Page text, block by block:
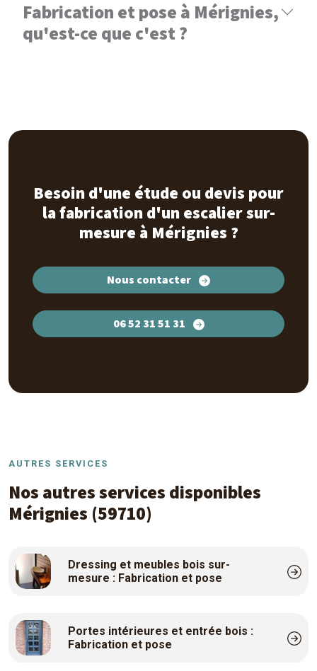
Fabrication et pose à Mérignies,
qu'est-ce que c'est ?
Besoin d'une étude ou devis pour
la fabrication d'un escalier sur-
mesure à Mérignies ?
Nous contacter
06 52 31 51 31
AUTRES SERVICES
Nos autres services disponibles
Mérignies (59710)
Dressing et meubles bois sur-
mesure : Fabrication et pose
Portes intérieures et entrée bois :
Fabrication et pose